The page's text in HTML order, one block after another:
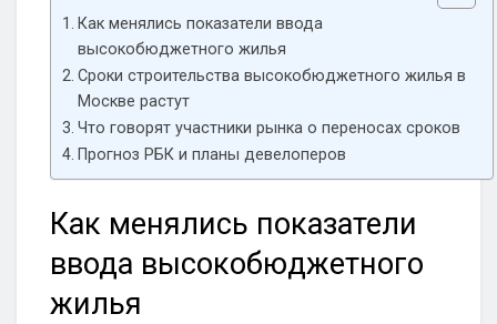
Как менялись показатели ввода
высокобюджетного жилья
Сроки строительства высокобюджетного жилья в
Москве растут
Что говорят участники рынка о переносах сроков
Прогноз РБК и планы девелоперов
Как менялись показатели
ввода высокобюджетного
жилья